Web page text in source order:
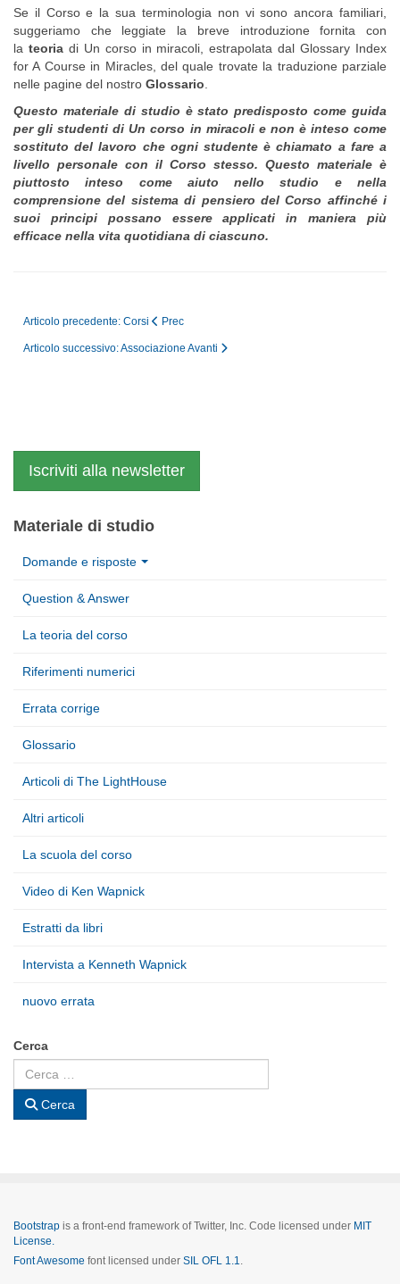
Se il Corso e la sua terminologia non vi sono ancora familiari,
suggeriamo che leggiate la breve introduzione fornita con
la teoriadi Un corso in miracoli, estrapolata dal Glossary Index
for A Course in Miracles, del quale trovate la traduzione parziale
nelle pagine del nostro Glossario
Questo materiale di studio è stato predisposto come guida
per gli studenti di Un corso in miracoli e non è inteso come
sostituto del lavoro che ogni studente è chiamato a fare a
livello personale con il Corso stesso. Questo materiale è
piuttosto inteso come aiuto nello studio e nella
comprensione del sistema di pensiero del Corso affinché i
suoi principi possano essere applicati in maniera più
efficace nella vita quotidiana di ciascuno.
Articolo precedente: Corsi Prec
Articolo successivo: Associazione Avanti
Iscriviti alla newsletter
Materiale di studio
Domande e risposte
Question & Answer
La teoria del corso
Riferimenti numerici
Errata corrige
Glossario
Articoli di The LightHouse
Altri articoli
La scuola del corso
Video di Ken Wapnick
Estratti da libri
Intervista a Kenneth Wapnick
nuovo errata
Cerca
Cerca
Bootstrap is a front-end framework of Twitter, Inc. Code licensed under MIT
License.
Font Awesome font licensed under SIL OFL 1.1.